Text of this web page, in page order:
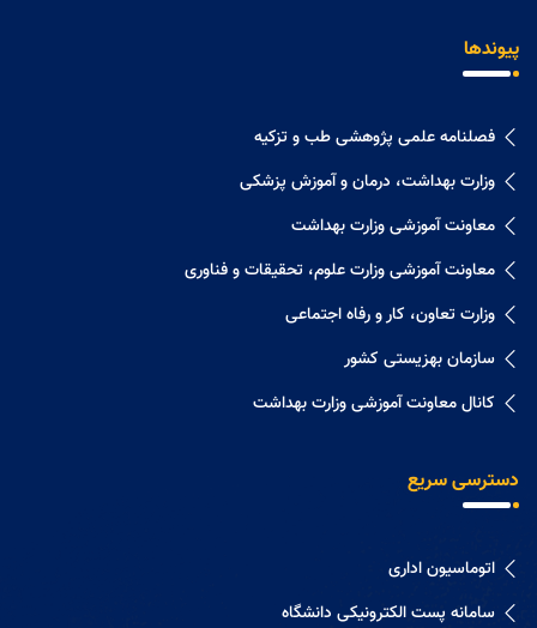
پیوندها
فصلنامه علمی پژوهشی طب و تزکیه
وزارت بهداشت، درمان و آموزش پزشکی
معاونت آموزشی وزارت بهداشت
معاونت آموزشی وزارت علوم، تحقیقات و فناوری
وزارت تعاون، کار و رفاه اجتماعی
سازمان بهزیستی کشور
کانال معاونت آموزشی وزارت بهداشت
دسترسی سریع
اتوماسیون اداری
سامانه پست الکترونیکی دانشگاه